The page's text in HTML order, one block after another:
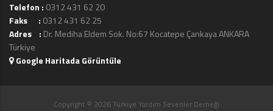
Telefon : 0312 431 62 20
Faks : 0312 431 62 25
Adres : Dr. Mediha Eldem Sok. No:67 Kocatepe Çankaya ANKARA
Türkiye
Google Haritada Görüntüle
Copyright © 2026 Türkiye Yardım Sevenler Derneği